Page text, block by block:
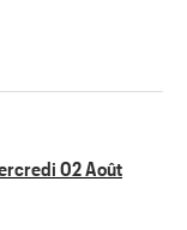
02 Août